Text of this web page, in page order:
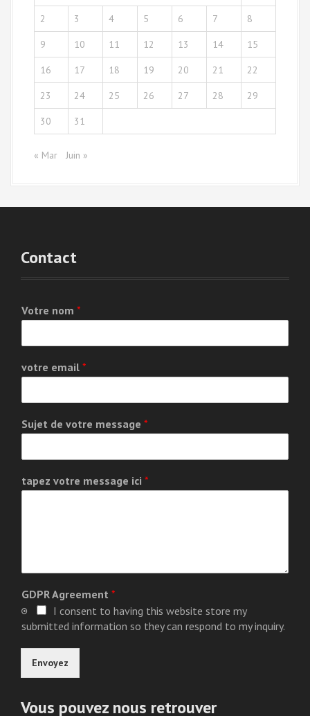
2 3 4 5 6 7 8
9 10 11 12 13 14 15
16 17 18 19 20 21 22
23 24 25 26 27 28 29
30 31
« Mar Juin »
Contact
Votre nom *
votre email *
Sujet de votre message *
tapez votre message ici *
GDPR Agreement *
I consent to having this website store my
submitted information so they can respond to my inquiry.
Envoyez
Vous pouvez nous retrouver